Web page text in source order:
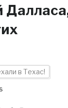
в Техас!